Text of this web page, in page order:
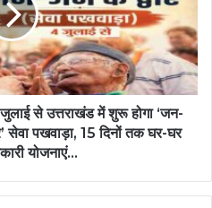
से उत्तराखंड में शुरू होगा ‘जन-
पखवाड़ा, 15 दिनों तक घर-घर
योजनाएं…